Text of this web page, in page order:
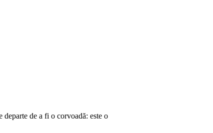
departe de a fi o corvoadă: este o